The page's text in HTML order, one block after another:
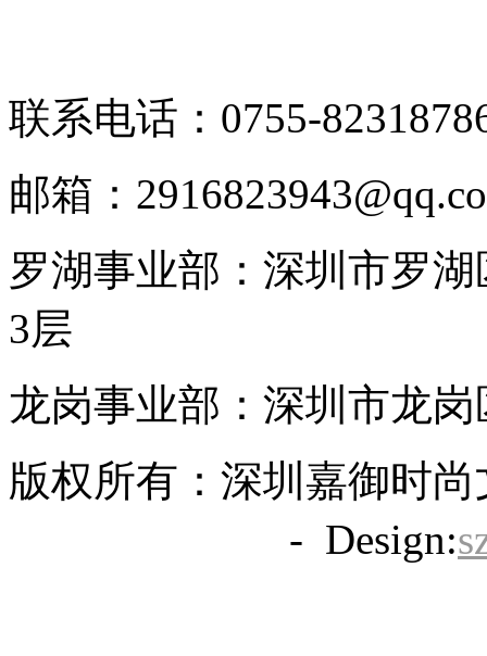
联系电话：0755-
邮箱：
罗湖事业部：深圳市罗
3层
龙岗事业部：深圳市龙
版权所有：深圳嘉御时
- Design: